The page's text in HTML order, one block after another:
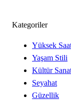
Kategoriler
Yüksek
Yaşam Stili
Kültür
Seyahat
Güzellik